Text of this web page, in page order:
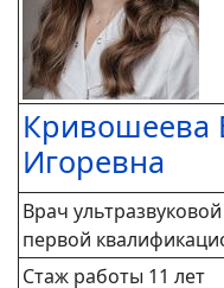
Кривошеева
Игоревна
Врач
первой
Стаж работы 11 лет